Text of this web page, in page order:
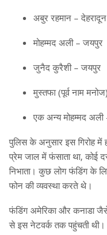
अबुर रहमान – देहरादून
मोहम्मद अली – जयपुर
जुनैद कुरैशी – जयपुर
मुस्तफा (पूर्व नाम
एक अन्य मोहम्मद
पुलिस के अनुसार इस गिरोह में
प्रेम जाल में फंसाता था, कोई
निभाता। कुछ लोग फंडिंग के
फोन की व्यवस्था करते थे।
फंडिंग अमेरिका और कनाडा
से इस नेटवर्क तक पहुंचती थी।